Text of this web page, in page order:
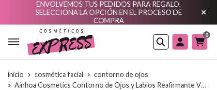
ENVOLVEMOS TUS PEDIDOS PARA REGALO.
SELECCIONA LA OPCIÓN EN EL PROCESO DE
COMPRA
Buscar
0
inicio cosmética facial
contorno de ojos
Ainhoa Cosmetics Contorno de Ojos y Labios Reafirmante VEGAN Collagen+